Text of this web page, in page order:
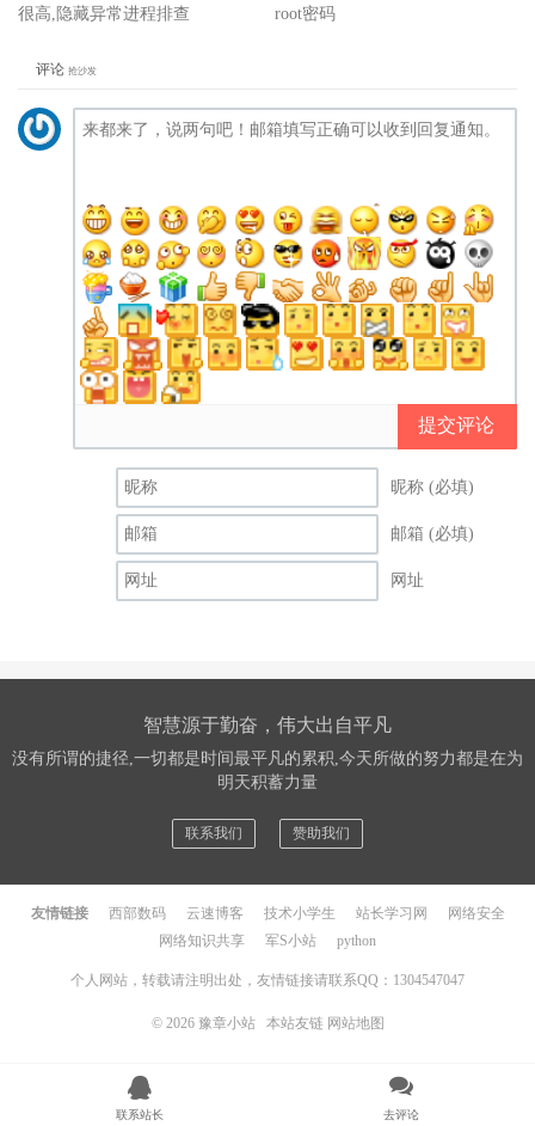
很高,隐藏异常进程排查
root密码
评论 抢沙发
提交评论
昵称 (必填)
邮箱 (必填)
网址
智慧源于勤奋，伟大出自平凡
没有所谓的捷径,一切都是时间最平凡的累积,今天所做的努力都是在为
明天积蓄力量
联系我们 赞助我们
友情链接 西部数码 云速博客 技术小学生 站长学习网
网络安全
网络知识共享
军S小站 python
个人网站，转载请注明出处，友情链接请联系QQ：1304547047
© 2026 豫章小站 本站友链 网站地图
联系站长 去评论